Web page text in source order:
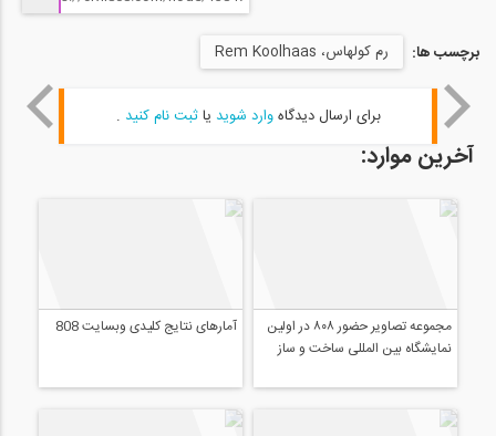
برچسب ها: رم کولهاس، Rem Koolhaas
برای ارسال دیدگاهوارد شوید یاثبت نام کنید .
آخرین موارد: